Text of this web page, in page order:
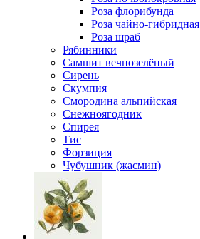
Роза флорибунда
Роза чайно-гибридная
Роза шраб
Рябинники
Самшит вечнозелёный
Сирень
Скумпия
Смородина альпийская
Снежноягодник
Спирея
Тис
Форзиция
Чубушник (жасмин)